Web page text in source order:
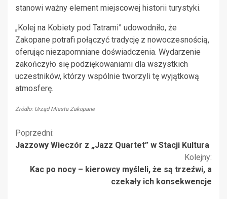
stanowi ważny element miejscowej historii turystyki.
„Kolej na Kobiety pod Tatrami” udowodniło, że
Zakopane potrafi połączyć tradycję z nowoczesnością,
oferując niezapomniane doświadczenia. Wydarzenie
zakończyło się podziękowaniami dla wszystkich
uczestników, którzy wspólnie tworzyli tę wyjątkową
atmosferę.
Źródło: Urząd Miasta Zakopane
Kontynuuj
czytanie
Poprzedni:
Jazzowy Wieczór z „Jazz Quartet” w Stacji Kultura
Kolejny:
Kac po nocy – kierowcy myśleli, że są trzeźwi, a
czekały ich konsekwencje